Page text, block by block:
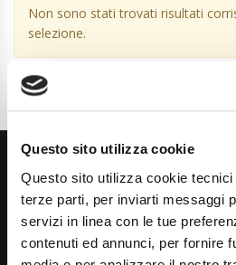
Questo sito utilizza cookie
Questo sito utilizza cookie
terze parti, per inviarti messaggi
servizi in linea con le tue
contenuti ed annunci, per fornire
Non sono stati trovati risultati
selezione.